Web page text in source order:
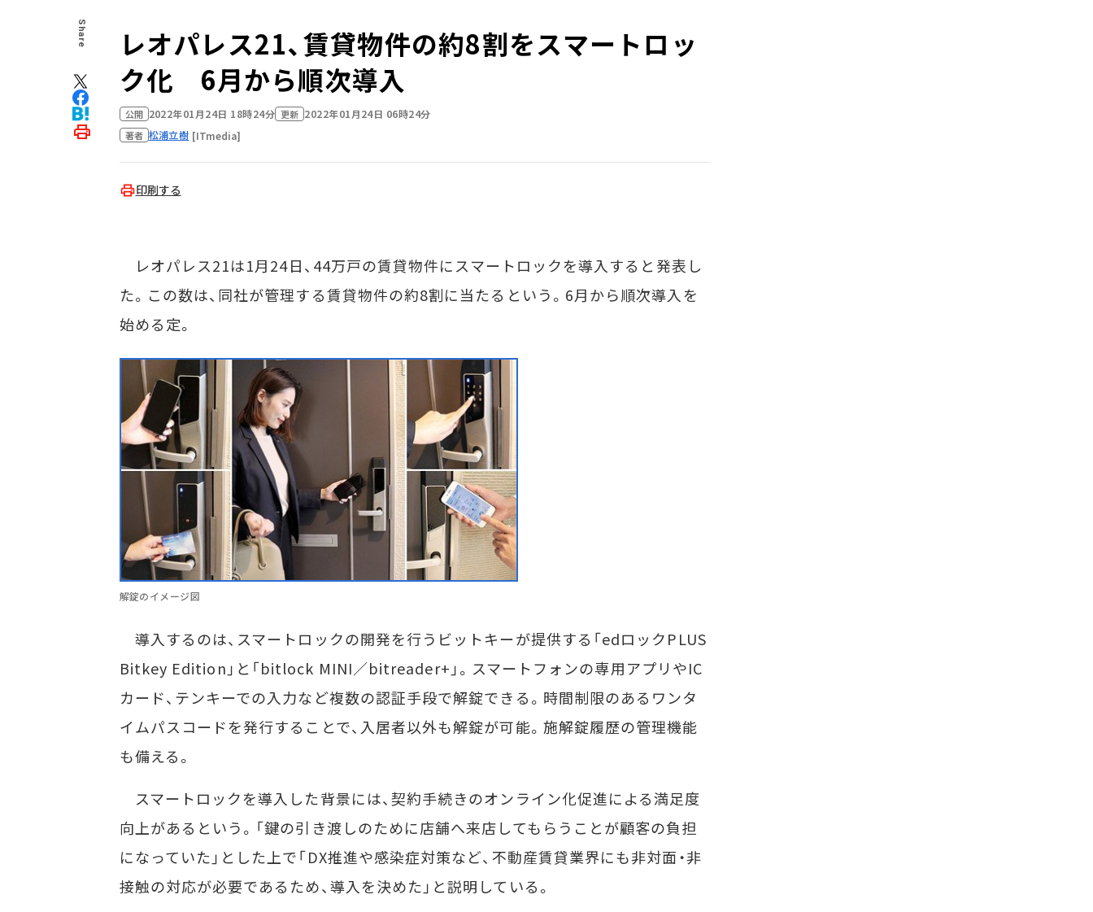
Share
レオパレス21、賃貸物件の約8割をスマートロッ
ク化 6月から順次導入
公開 2022年01月24日 18時24分 更新 2022年01月24日 06時24分
著者 松浦立樹 [ITmedia]
印刷する
レオパレス21は1月24日、44万戸の賃貸物件にスマートロックを導入すると発表し
た。この数は、同社が管理する賃貸物件の約8割に当たるという。6月から順次導入を
始める定。
解錠のイメージ図
導入するのは、スマートロックの開発を行うビットキーが提供する「edロックPLUS
Bitkey Edition」と「bitlock MINI／bitreader+」。スマートフォンの専用アプリやIC
カード、テンキーでの入力など複数の認証手段で解錠できる。時間制限のあるワンタ
イムパスコードを発行することで、入居者以外も解錠が可能。施解錠履歴の管理機能
も備える。
スマートロックを導入した背景には、契約手続きのオンライン化促進による満足度
向上があるという。「鍵の引き渡しのために店舗へ来店してもらうことが顧客の負担
になっていた」とした上で「DX推進や感染症対策など、不動産賃貸業界にも非対面・非
接触の対応が必要であるため、導入を決めた」と説明している。